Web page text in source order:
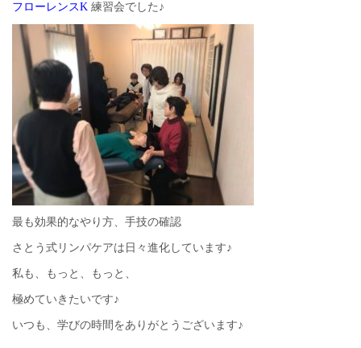
フローレンスK 練習会でした♪
最も効果的なやり方、手技の確認
さとう式リンパケアは日々進化しています♪
私も、もっと、もっと、
極めていきたいです♪
いつも、学びの時間をありがとうございます♪